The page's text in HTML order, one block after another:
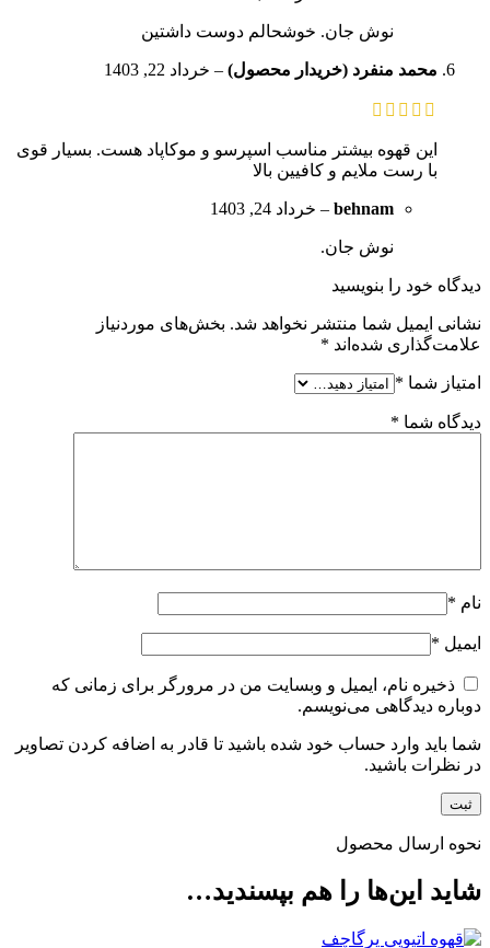
نوش جان. خوشحالم دوست داشتین
محمد منفرد (خریدار محصول) – خرداد 22, 1403
این قهوه بیشتر مناسب اسپرسو و موکاپاد هست. بسیار قوی
با رست ملایم و کافیین بالا
behnam
– خرداد 24, 1403
نوش جان.
دیدگاه خود را بنویسید
نشانی ایمیل شما منتشر نخواهد شد. بخش‌های موردنیاز
علامت‌گذاری شده‌اند *
امتیاز شما *
دیدگاه شما *
نام *
ایمیل *
ذخیره نام، ایمیل و وبسایت من در مرورگر برای زمانی که
دوباره دیدگاهی می‌نویسم.
شما باید وارد حساب خود شده باشید تا قادر به اضافه کردن تصاویر
در نظرات باشید.
نحوه ارسال محصول
شاید این‌ها را هم بپسندید…